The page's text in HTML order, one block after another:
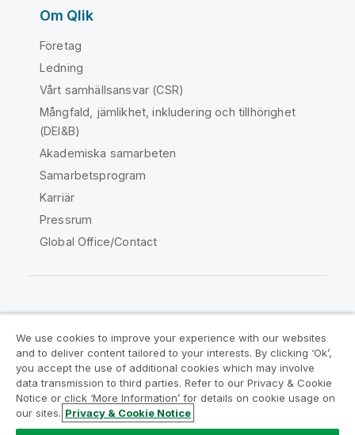
Om Qlik
Företag
Ledning
Vårt samhällsansvar (CSR)
Mångfald, jämlikhet, inkludering och tillhörighet
(DEI&B)
Akademiska samarbeten
Samarbetsprogram
Karriär
Pressrum
Global Office/Contact
Juridiska avtal
Produktvillkor
Legal Policies
Legal Policies
Användningsvillkor
Varumärken
Do Not Share My Info
We use cookies to improve your experience with our websites
and to deliver content tailored to your interests. By clicking ‘Ok’,
you accept the use of additional cookies which may involve
data transmission to third parties. Refer to our Privacy & Cookie
Notice or click ‘More Information’ for details on cookie usage on
our sites. Privacy & Cookie Notice